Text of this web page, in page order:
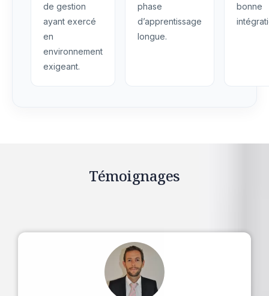
de gestion
ayant exercé
en
environnement
exigeant.
phase
d’apprentissage
longue.
bonne
Témoignages